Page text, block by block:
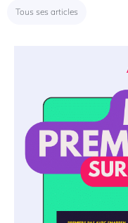
Tous ses articles